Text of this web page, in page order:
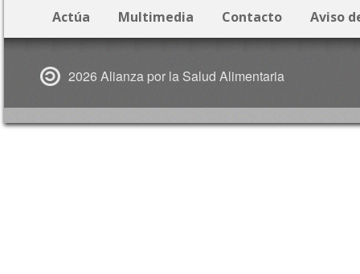
Actúa Multimedia Contacto Aviso
2026 Alianza por la Salud Alimentaria